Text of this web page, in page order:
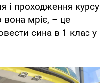
і проходження курсу
вона мріє, – це
сина в 1 клас у